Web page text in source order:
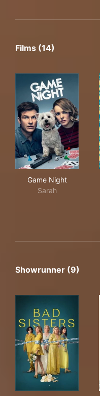
Films (14)
Game Night
Sarah
Showrunner (9)